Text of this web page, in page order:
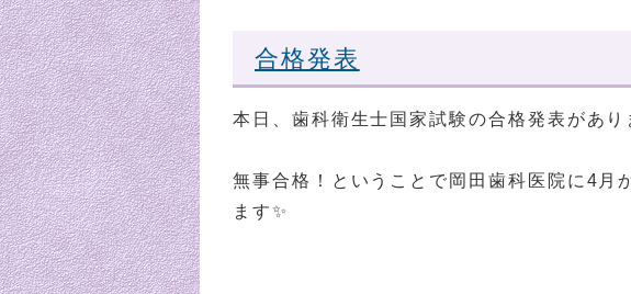
合格発表
本日、歯科衛生士国家試験の合格発表があり
無事合格！ということで岡田歯科医院に4月
ます✨